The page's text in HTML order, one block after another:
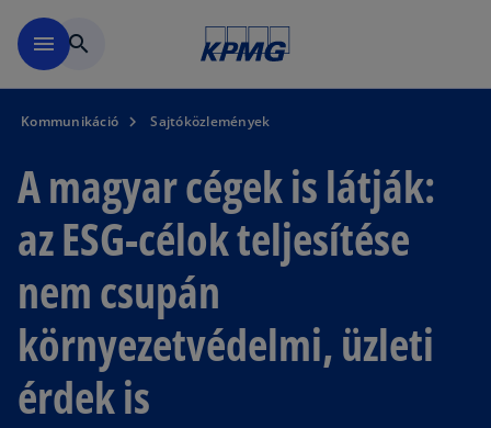
menu search
Kommunikáció Sajtóközlemények
A magyar cégek is látják:
az ESG-célok teljesítése
nem csupán
környezetvédelmi, üzleti
érdek is